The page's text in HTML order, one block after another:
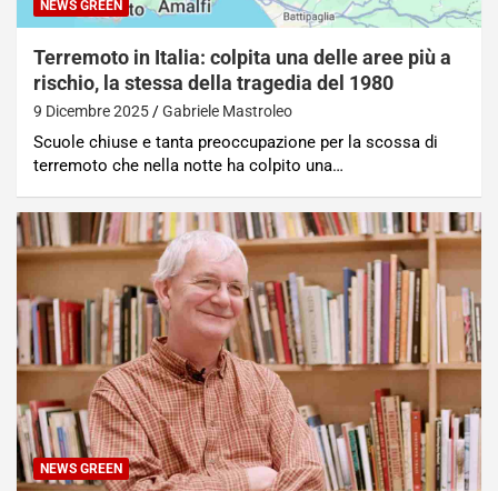
NEWS GREEN
Terremoto in Italia: colpita una delle aree più a
rischio, la stessa della tragedia del 1980
9 Dicembre 2025 Gabriele Mastroleo
Scuole chiuse e tanta preoccupazione per la scossa di
terremoto che nella notte ha colpito una…
NEWS GREEN